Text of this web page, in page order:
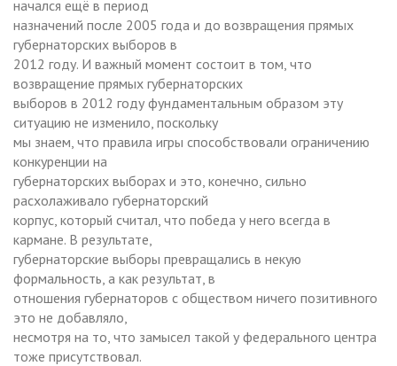
начался ещё в период
назначений после 2005 года и до возвращения прямых
губернаторских выборов в
2012 году. И важный момент состоит в том, что
возвращение прямых губернаторских
выборов в 2012 году фундаментальным образом эту
ситуацию не изменило, поскольку
мы знаем, что правила игры способствовали ограничению
конкуренции на
губернаторских выборах и это, конечно, сильно
расхолаживало губернаторский
корпус, который считал, что победа у него всегда в
кармане. В результате,
губернаторские выборы превращались в некую
формальность, а как результат, в
отношения губернаторов с обществом ничего позитивного
это не добавляло,
несмотря на то, что замысел такой у федерального центра
тоже присутствовал.